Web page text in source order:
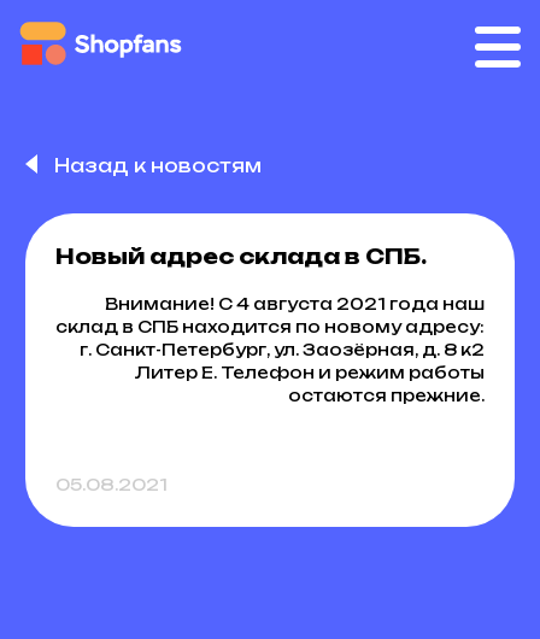
Назад к новостям
Новый адрес склада в СПБ.
Внимание! С 4 августа 2021 года наш
склад в СПБ находится по новому адресу:
г. Санкт-Петербург, ул. Заозёрная, д. 8 к2
Литер Е. Телефон и режим работы
остаются прежние.
05.08.2021